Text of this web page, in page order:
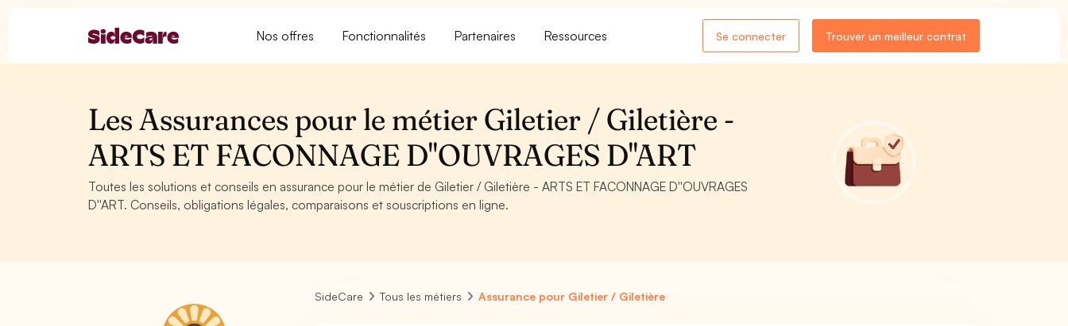
Nos offres Fonctionnalités Partenaires Ressources Se connecter Trouver un meilleur contrat
Les Assurances pour le métier Giletier / Giletière -
ARTS ET FACONNAGE D''OUVRAGES D''ART
Toutes les solutions et conseils en assurance pour le métier de Giletier / Giletière - ARTS ET FACONNAGE D''OUVRAGES
D''ART. Conseils, obligations légales, comparaisons et souscriptions en ligne.
SideCare Tous les métiers Assurance pour Giletier / Giletière